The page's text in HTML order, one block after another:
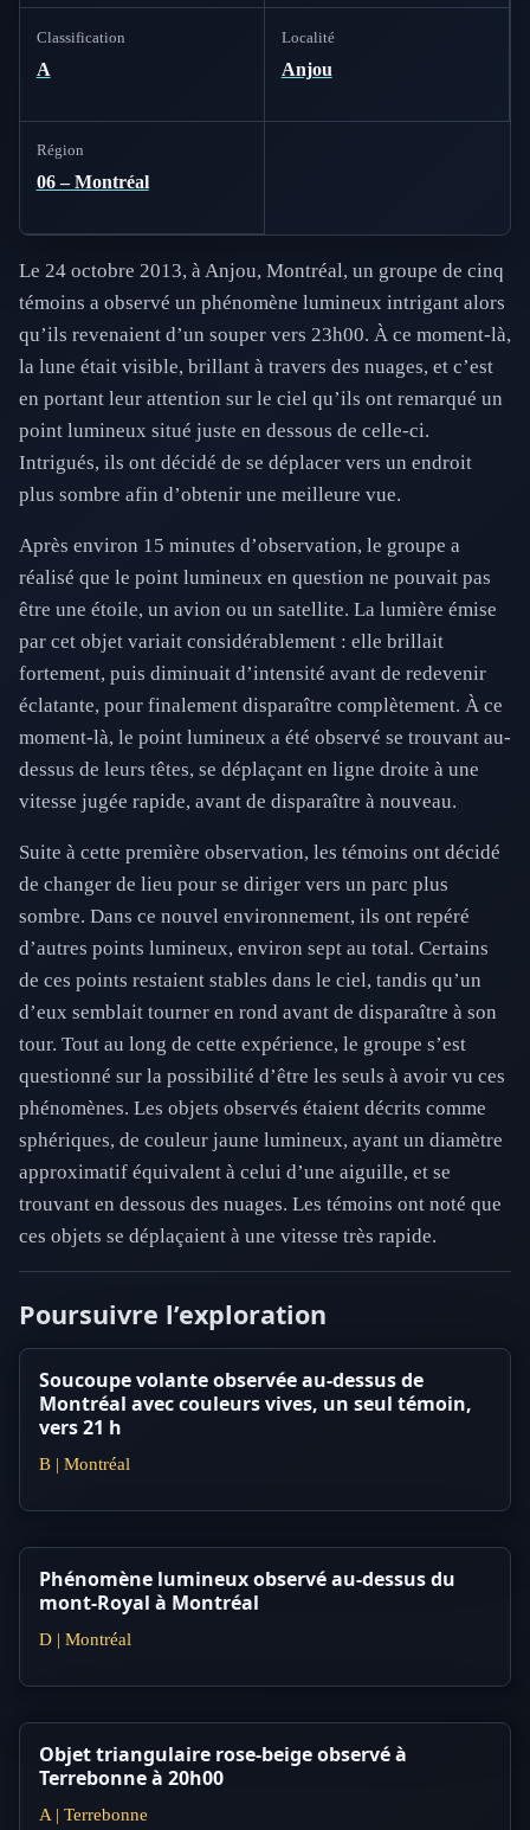
Classification
A
Localité
Anjou
Région
06 – Montréal
Le 24 octobre 2013, à Anjou, Montréal, un groupe de cinq
témoins a observé un phénomène lumineux intrigant alors
qu’ils revenaient d’un souper vers 23h00. À ce moment-là,
la lune était visible, brillant à travers des nuages, et c’est
en portant leur attention sur le ciel qu’ils ont remarqué un
point lumineux situé juste en dessous de celle-ci.
Intrigués, ils ont décidé de se déplacer vers un endroit
plus sombre afin d’obtenir une meilleure vue.
Après environ 15 minutes d’observation, le groupe a
réalisé que le point lumineux en question ne pouvait pas
être une étoile, un avion ou un satellite. La lumière émise
par cet objet variait considérablement : elle brillait
fortement, puis diminuait d’intensité avant de redevenir
éclatante, pour finalement disparaître complètement. À ce
moment-là, le point lumineux a été observé se trouvant au-
dessus de leurs têtes, se déplaçant en ligne droite à une
vitesse jugée rapide, avant de disparaître à nouveau.
Suite à cette première observation, les témoins ont décidé
de changer de lieu pour se diriger vers un parc plus
sombre. Dans ce nouvel environnement, ils ont repéré
d’autres points lumineux, environ sept au total. Certains
de ces points restaient stables dans le ciel, tandis qu’un
d’eux semblait tourner en rond avant de disparaître à son
tour. Tout au long de cette expérience, le groupe s’est
questionné sur la possibilité d’être les seuls à avoir vu ces
phénomènes. Les objets observés étaient décrits comme
sphériques, de couleur jaune lumineux, ayant un diamètre
approximatif équivalent à celui d’une aiguille, et se
trouvant en dessous des nuages. Les témoins ont noté que
ces objets se déplaçaient à une vitesse très rapide.
Poursuivre l’exploration
Soucoupe volante observée au-dessus de
Montréal avec couleurs vives, un seul témoin,
vers 21 h
B | Montréal
Phénomène lumineux observé au-dessus du
mont-Royal à Montréal
D | Montréal
Objet triangulaire rose-beige observé à
Terrebonne à 20h00
A | Terrebonne